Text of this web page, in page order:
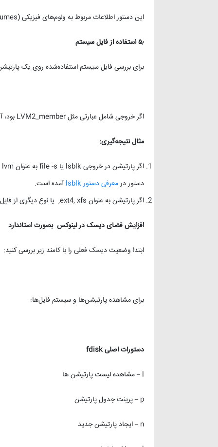
این دستور اطلاعات مربوط به ولوم‌های فیزیکی (Physical Volumes) مانند نام دستگاه و حجم را نشان می‌دهد.
۵٫استفاده از فایل سیستم
برای بررسی فایل سیستم استفاده‌شده روی یک
اگر خروجی شامل عبارتی مثل LVM2_member بود، آن پارتیشن بخشی از LVM است.
مثال نتیجه‌گیری:
دستور درمعرفی دستور lsblk
آمده است.
اگر پارتیشن به عنوان ext4, xfs, یا نوع دیگری از فایل سیستم نشان داده شود و اطلاعاتی از LVM نباشد، استاندارد است.
افزایش فضای دیسک در لینوکس بصورت استاندارد
ابتدا وضعیت دیسک فعلی را با کامند زیر بررسی کنید:
برای مشاهده پارتیشن‌ها و سیستم فایل‌ها:
دستورات اصلی
l – مشاهده لیست پارتیشن ها
p – پرینت جدول پارتیشن
n – ایجاد پارتیشن جدید